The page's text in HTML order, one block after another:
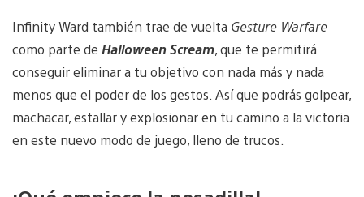
Infinity Ward también trae de vuelta Gesture Warfare
como parte de Halloween Scream, que te permitirá
conseguir eliminar a tu objetivo con nada más y nada
menos que el poder de los gestos. Así que podrás golpear,
machacar, estallar y explosionar en tu camino a la victoria
en este nuevo modo de juego, lleno de trucos.